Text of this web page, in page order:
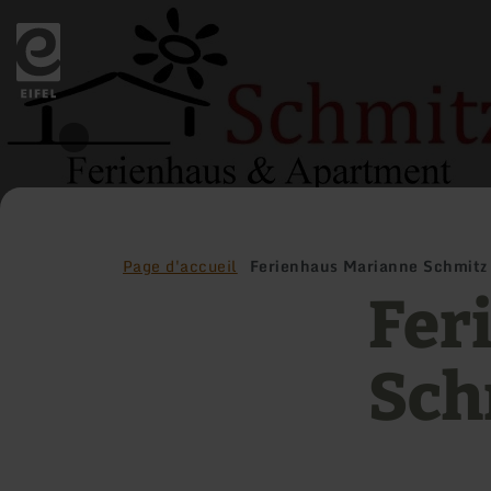
Retour
à
la
page
d'accueil
Page d'accueil Ferienhaus Marianne Schmitz